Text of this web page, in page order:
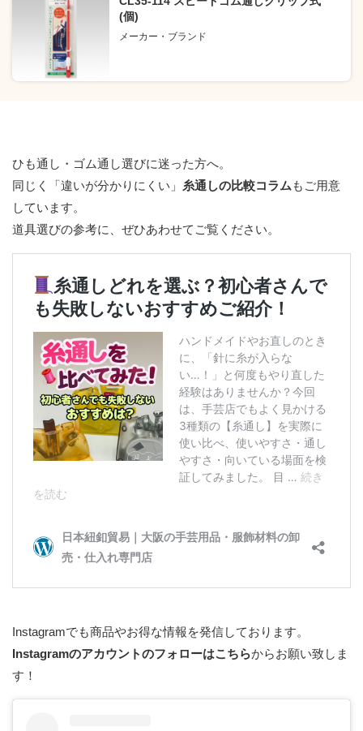
(個)
メーカー・ブランド
ひも通し・ゴム通し選びに迷った方へ。
同じく「違いが分かりにくい」
糸通しの比較コラム もご用意
しています。
道具選びの参考に、ぜひあわせてご覧ください。
Instagramでも商品やお得な情報を発信しております。
Instagramのアカウントのフォローはこちらからお願い致しま
す！